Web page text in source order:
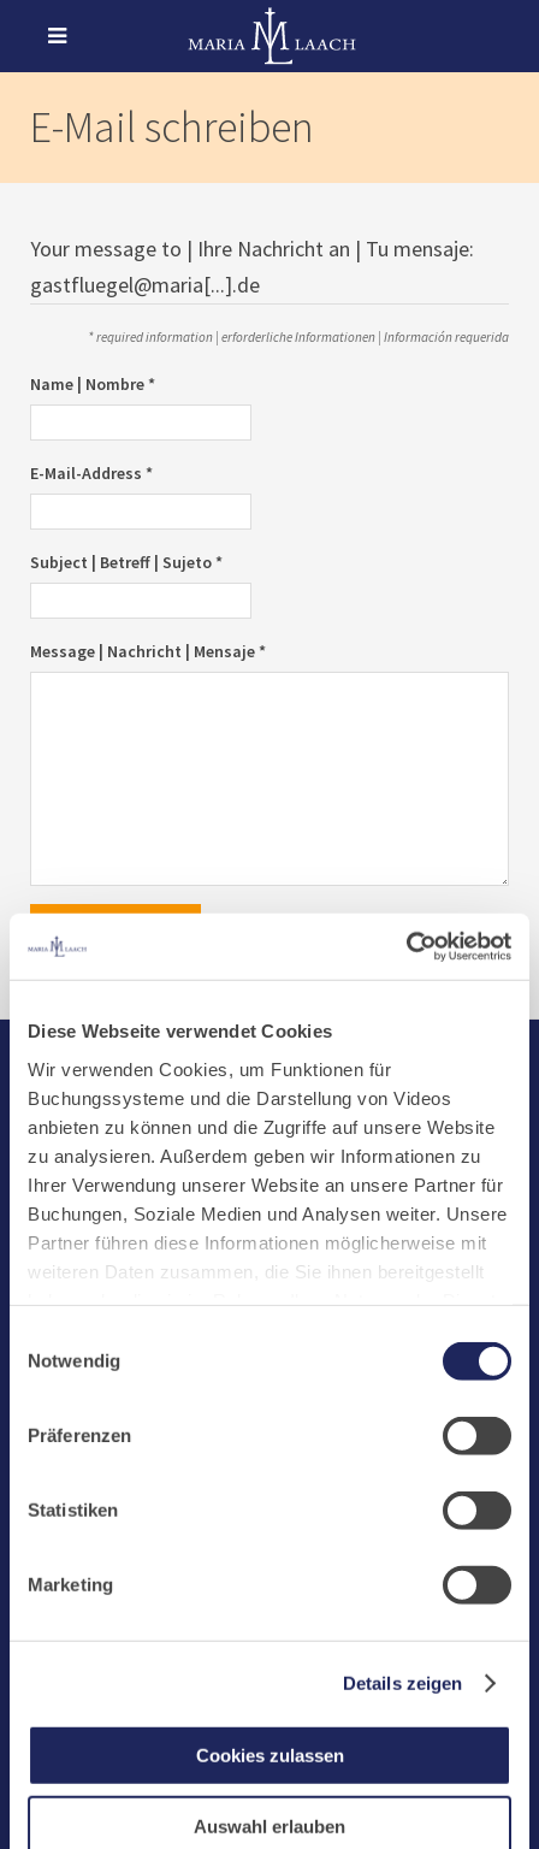
Diese Webseite verwendet Cookies
Wir verwenden Cookies, um Funktionen für
Buchungssysteme und die Darstellung von Videos
anbieten zu können und die Zugriffe auf unsere Website
zu analysieren. Außerdem geben wir Informationen zu
Ihrer Verwendung unserer Website an unsere Partner für
Buchungen, Soziale Medien und Analysen weiter. Unsere
Partner führen diese Informationen möglicherweise mit
weiteren Daten zusammen, die Sie ihnen bereitgestellt
challenges.cloudflare.com: Wir verwenden das online
Buchungssystem MEWS in unserem Hotel und unserem
übermittelt. Cookies von eu5.bookingkit.de: Wir
Buchungen von Bibliotheks- und Klosterführungen. Um
Buchungen durchführen zu können akzeptieren Sie bitte
Notwendig
Präferenzen
Statistiken
Marketing
Details zeigen
Cookies zulassen
Auswahl erlauben
E-Mail schreiben
Your message to | Ihre Nachricht an | Tu mensaje:
gastfluegel@maria[...].de
* required information | erforderliche Informationen | Información requerida
Name | Nombre *
E-Mail-Address *
Subject | Betreff | Sujeto *
Message | Nachricht | Mensaje *
Start
Aktuelles
Kloster
Klosterbetriebe
Spenden
Laacher See
Jobs
Fax: +49 (0) 2652 59-359
www.maria-laach.de